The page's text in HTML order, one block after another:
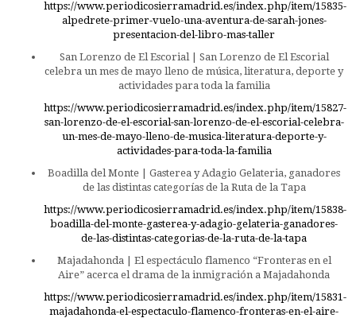
https://www.periodicosierramadrid.es/index.php/item/15835-
alpedrete-primer-vuelo-una-aventura-de-sarah-jones-
presentacion-del-libro-mas-taller
San Lorenzo de El Escorial | San Lorenzo de El Escorial
celebra un mes de mayo lleno de música, literatura, deporte y
actividades para toda la familia
https://www.periodicosierramadrid.es/index.php/item/15827-
san-lorenzo-de-el-escorial-san-lorenzo-de-el-escorial-celebra-
un-mes-de-mayo-lleno-de-musica-literatura-deporte-y-
actividades-para-toda-la-familia
Boadilla del Monte | Gasterea y Adagio Gelateria, ganadores
de las distintas categorías de la Ruta de la Tapa
https://www.periodicosierramadrid.es/index.php/item/15838-
boadilla-del-monte-gasterea-y-adagio-gelateria-ganadores-
de-las-distintas-categorias-de-la-ruta-de-la-tapa
Majadahonda | El espectáculo flamenco “Fronteras en el
Aire” acerca el drama de la inmigración a Majadahonda
https://www.periodicosierramadrid.es/index.php/item/15831-
majadahonda-el-espectaculo-flamenco-fronteras-en-el-aire-